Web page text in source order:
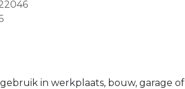
in werkplaats, bouw, garage of